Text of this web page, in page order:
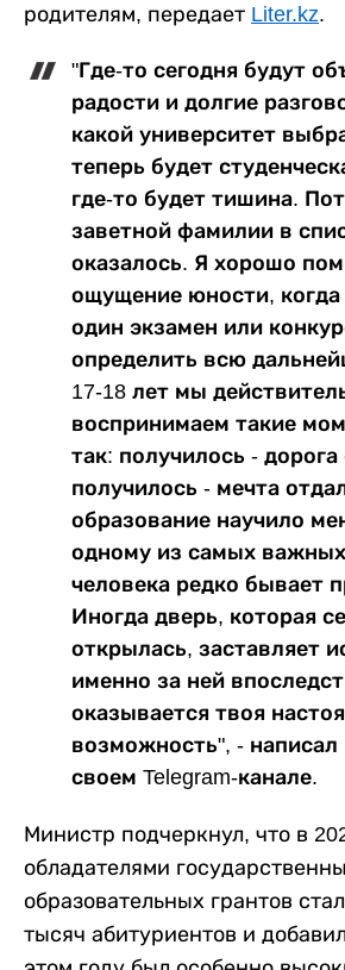
родителям, передает Liter.kz.
"Где-то сегодня будут
радости и долгие
какой университет
теперь будет
где-то будет тишина.
заветной фамилии в
оказалось. Я хорошо
ощущение юности, когда
один экзамен или
определить всю
17-18 лет мы
воспринимаем такие
так: получилось -
получилось - мечта
образование научило
одному из самых
человека редко бывает
Иногда дверь, которая
открылась, заставляет
именно за ней
оказывается твоя
возможность", -
своем Telegram-канале.
Министр подчеркнул, что в
обладателями
образовательных грантов
тысяч абитуриентов и